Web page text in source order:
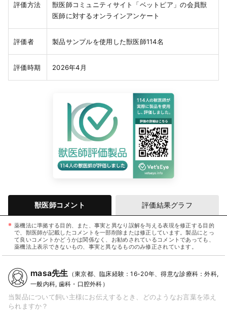
評価方法
獣医師コミュニティサイト「ベットピア」の会員獣
医師に対するオンラインアンケート
評価者 製品サンプルを使用した獣医師114名
評価時期 2026年4月
獣医師コメント 評価結果グラフ
薬機法に準拠する目的、また、事実と異なり誤解を与える表現を修正する目的
で、獣医師が記載したコメントを一部削除または修正しています。製品にとっ
て良いコメントかどうかは関係なく、お勧めされているコメントであっても、
薬機法上表示できないもの、事実と異なるもののみ修正されています。
masa先生 （東京都、臨床経験：16-20年、得意な診療科：外科,
一般内科, 歯科・口腔外科）
当製品について飼い主様にお伝えするとき、どのようなお言葉を添え
られますか？